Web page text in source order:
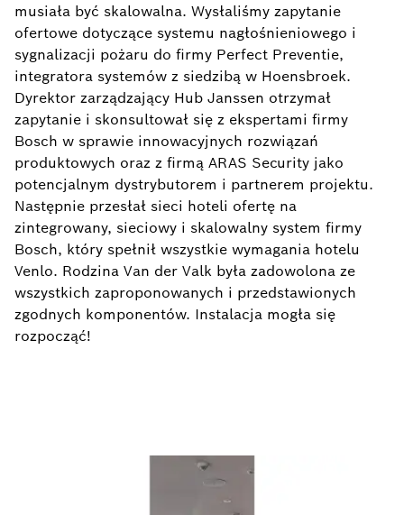
musiała być skalowalna. Wysłaliśmy zapytanie
ofertowe dotyczące systemu nagłośnieniowego i
sygnalizacji pożaru do firmy Perfect Preventie,
integratora systemów z siedzibą w Hoensbroek.
Dyrektor zarządzający Hub Janssen otrzymał
zapytanie i skonsultował się z ekspertami firmy
Bosch w sprawie innowacyjnych rozwiązań
produktowych oraz z firmą ARAS Security jako
potencjalnym dystrybutorem i partnerem projektu.
Następnie przesłał sieci hoteli ofertę na
zintegrowany, sieciowy i skalowalny system firmy
Bosch, który spełnił wszystkie wymagania hotelu
Venlo. Rodzina Van der Valk była zadowolona ze
wszystkich zaproponowanych i przedstawionych
zgodnych komponentów. Instalacja mogła się
rozpocząć!